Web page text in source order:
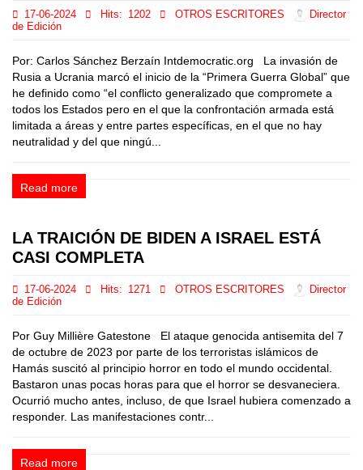
17-06-2024 Hits: 1202 OTROS ESCRITORES
Director
de Edición
Por: Carlos Sánchez Berzaín Intdemocratic.org La invasión de
Rusia a Ucrania marcó el inicio de la “Primera Guerra Global” que
he definido como “el conflicto generalizado que compromete a
todos los Estados pero en el que la confrontación armada está
limitada a áreas y entre partes específicas, en el que no hay
neutralidad y del que ningú...
Read more
LA TRAICIÓN DE BIDEN A ISRAEL ESTÁ
CASI COMPLETA
17-06-2024 Hits: 1271 OTROS ESCRITORES
Director
de Edición
Por Guy Millière Gatestone El ataque genocida antisemita del 7
de octubre de 2023 por parte de los terroristas islámicos de
Hamás suscitó al principio horror en todo el mundo occidental.
Bastaron unas pocas horas para que el horror se desvaneciera.
Ocurrió mucho antes, incluso, de que Israel hubiera comenzado a
responder. Las manifestaciones contr...
Read more